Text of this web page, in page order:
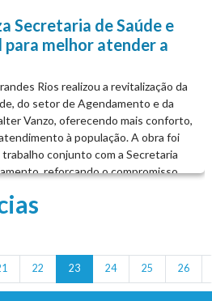
Secretaria de Saúde e
para melhor atender a
Rios realizou a revitalização da
do setor de Agendamento e da
Vanzo, oferecendo mais conforto,
à população. A obra foi
conjunto com a Secretaria
reforçando o compromisso
POR VOCÊ! ...
22 23 24 25 26